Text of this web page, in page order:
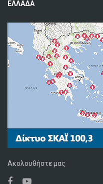
ΕΛΛΑΔΑ
Ακολουθήστε μας